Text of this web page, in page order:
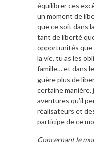
équilibrer ces
un moment de
que ce soit dans
tant de liberté
opportunités que
la vie, tu as les
famille… et dans
guère plus de
certaine
aventures qu’il
réalisateurs et
participe de ce
Concernant le